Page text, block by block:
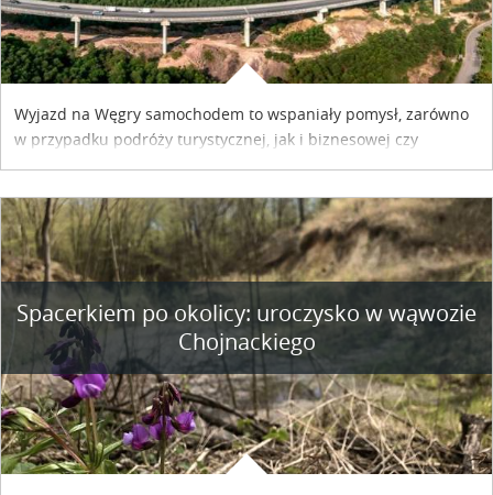
Wyjazd na Węgry samochodem to wspaniały pomysł, zarówno
w przypadku podróży turystycznej, jak i biznesowej czy
służbowej. Pamiętać tylko trzeba o wykupieniu winiety, co
współpracy reklamowej z Hungary Vignette.
Spacerkiem po okolicy: uroczysko w wąwozie
Chojnackiego